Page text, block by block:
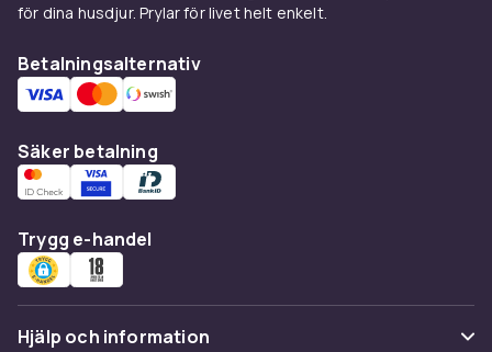
för dina husdjur. Prylar för livet helt enkelt.
Betalningsalternativ
Säker betalning
Trygg e-handel
Hjälp och information